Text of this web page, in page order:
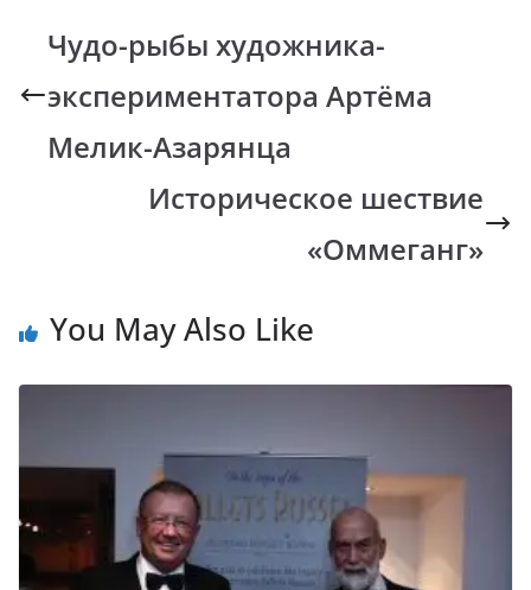
b
o
o
k
s
A
p
p
y
Li
n
k
gr
a
m
Чудо-рыбы художника-
экспериментатора Артёма
Мелик-Азарянца
Историческое шествие
«Оммеганг»
You May Also Like